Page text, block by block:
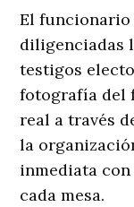
El funcionario
diligenciadas
testigos
fotografía del
real a través
la
inmediata
cada mesa.